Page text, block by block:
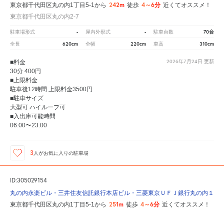
東京都千代田区丸の内1丁目5-1から 242m 徒歩 4～6分 近くてオススメ！
東京都千代田区丸の内2-7
駐車場形式 - 屋内外形式 - 駐車台数 70台
全長 620cm 全幅 220cm 車高 310cm
2026年7月24日 更新
■料金
30分 400円
■上限料金
駐車後12時間 上限料金3500円
■駐車サイズ
大型可 ハイルーフ可
■入出庫可能時間
06:00〜23:00
3 人がお気に入りの駐車場
ID:305029154
丸の内永楽ビル・三井住友信託銀行本店ビル・三菱東京ＵＦＪ銀行丸の内１丁
東京都千代田区丸の内1丁目5-1から 251m 徒歩 4～6分 近くてオススメ！